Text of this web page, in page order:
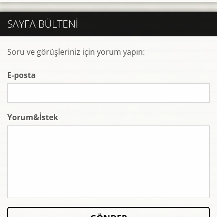
SAYFA BÜLTENI
Soru ve görüşleriniz için yorum yapın:
E-posta
Yorum&İstek